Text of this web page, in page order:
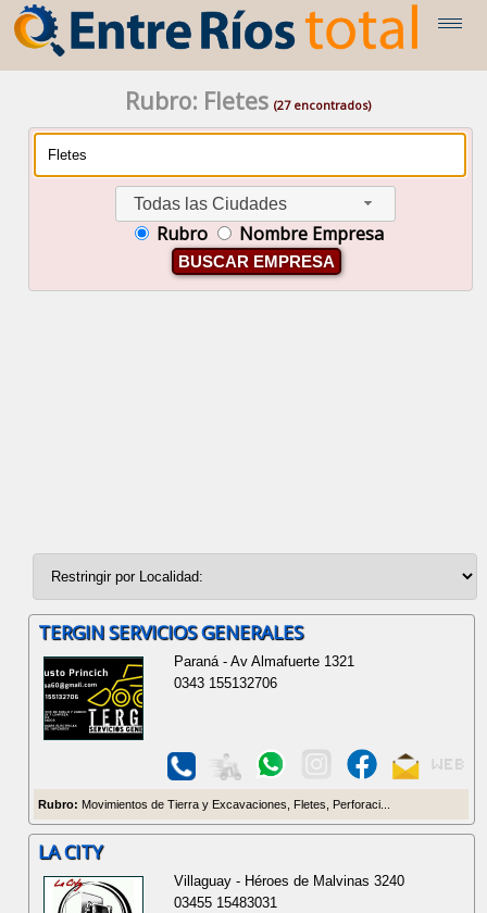
Rubro: Fletes(27 encontrados)
Todas las Ciudades
Rubro Nombre Empresa
BUSCAR EMPRESA
TERGIN SERVICIOS GENERALES
Paraná - Av Almafuerte 1321
0343 155132706
Rubro: Movimientos de Tierra y Excavaciones, Fletes, Perforaci...
LA CITY
Villaguay - Héroes de Malvinas 3240
03455 15483031